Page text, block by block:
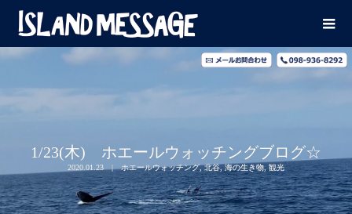
1/23(木) ホエールウォッチングブログ☆
2020.01.23 ホエールウォッチング,北谷,海の生き物 観光